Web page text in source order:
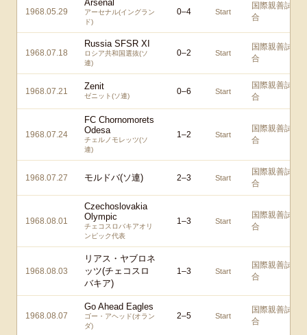
1968.05.29
Arsenal
アーセナル(イングラン
ド)
0–4 Start
国際親善試
合
1968.07.18
Russia SFSR XI
ロシア共和国選抜(ソ
連)
0–2 Start
国際親善試
合
1968.07.21 Zenit
ゼニット(ソ連) 0–6 Start
国際親善試
合
1968.07.24
FC Chornomorets
Odesa
チェルノモレッツ(ソ
連)
1–2 Start
国際親善試
合
1968.07.27 モルドバ(ソ連) 2–3 Start
国際親善試
合
1968.08.01
Czechoslovakia
Olympic
チェコスロバキアオリ
ンピック代表
1–3 Start
国際親善試
合
1968.08.03
リアス・ヤブロネ
ッツ(チェコスロ
バキア)
1–3 Start
国際親善試
合
1968.08.07
Go Ahead Eagles
ゴー・アヘッド(オラン
ダ)
2–5 Start
国際親善試
合